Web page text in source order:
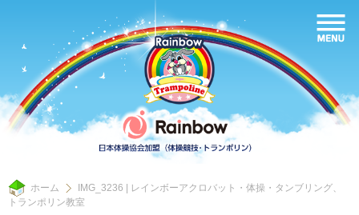
ホーム
IMG_3236 | レインボーアクロバット・体操・タンブリング、
トランポリン教室